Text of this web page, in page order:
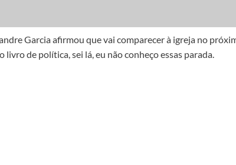
Garcia afirmou que vai comparecer à igreja no
livro de política, sei lá, eu não conheço essas parada.